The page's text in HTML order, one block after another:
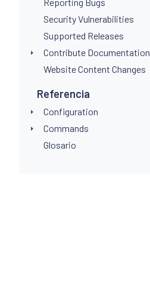
Security Vulnerabilities
Supported Releases
Contribute Documentation
Website Content Changes
Referencia
Configuration
Commands
Glosario